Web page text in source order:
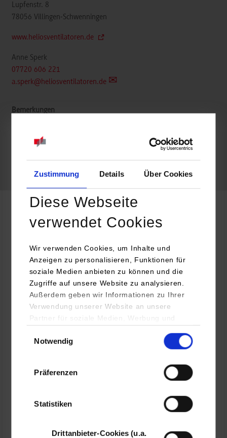
Zustimmung Details Über Cookies
Diese Webseite
verwendet Cookies
Wir verwenden Cookies, um Inhalte und
Anzeigen zu personalisieren, Funktionen für
soziale Medien anbieten zu können und die
Zugriffe auf unsere Website zu analysieren.
Außerdem geben wir Informationen zu Ihrer
Verwendung unserer Website an unsere
Partner für soziale Medien, Werbung und
YouTube, Google Maps) führen diese
Daten zusammen, die Sie ihnen bereitgestellt
haben oder die sie im Rahmen Ihrer Nutzung
Notwendig
Präferenzen
Statistiken
Drittanbieter-Cookies (u.a.
Lupfenstr. 8
78056 Villingen-Schwenningen
www.heliosventilatoren.de
Anne Sperk
07720 606 221
a.sperk@heliosventilatoren.de
Maschinenbau / Kunststofftechnik
Helios Ventilatoren GmbH + Co KG
Lupfenstr. 8
78056 Villingen-Schwenningen
www.heliosventilatoren.de
Anne Sperk
07720 606 221
a.sperk@heliosventilatoren.de